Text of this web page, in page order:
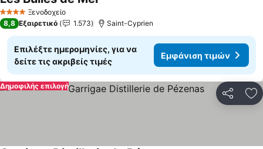
4 ΑστέριαΞενοδοχείο
8,8 Εξαιρετικό 1.573 Saint-Cyprien
Επιλέξτε ημερομηνίες, για να
δείτε τις ακριβείς τιμές
Εμφάνιση τιμών
Δημοφιλής επιλογή